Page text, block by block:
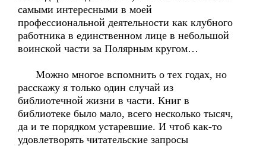
самыми интересными в моей
профессиональной деятельности как клубного
работника в единственном лице в небольшой
воинской части за Полярным кругом…
Можно многое вспомнить о тех годах, но
расскажу я только один случай из
библиотечной жизни в части. Книг в
библиотеке было мало, всего несколько тысяч,
да и те порядком устаревшие. И чтоб как-то
удовлетворять читательские запросы